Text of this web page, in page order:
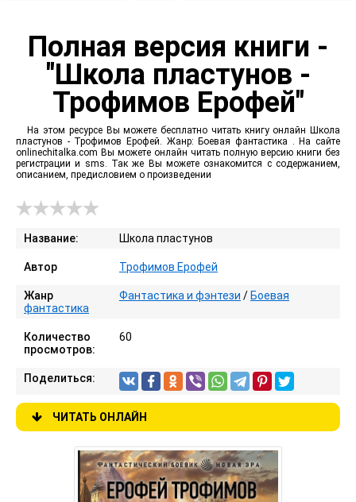
Полная версия книги -
"Школа пластунов -
Трофимов Ерофей"
На этом ресурсе Вы можете бесплатно читать книгу онлайн Школа
пластунов - Трофимов Ерофей. Жанр: Боевая фантастика . На сайте
onlinechitalka.com Вы можете онлайн читать полную версию книги без
регистрации и sms. Так же Вы можете ознакомится с содержанием,
описанием, предисловием о произведении
Название: Школа пластунов
Автор Трофимов Ерофей
Жанр Фантастика и фэнтези / Боевая
фантастика
Количество
просмотров:
60
Поделиться:
ЧИТАТЬ ОНЛАЙН